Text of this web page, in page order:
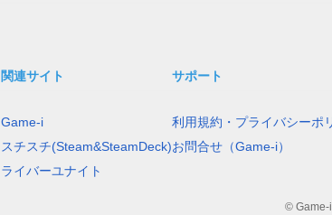
関連サイト
Game-i
スチスチ(Steam&SteamDeck)
ライバーユナイト
サポート
利用規約・プライバシーポ
お問合せ（Game-i）
© Game-i